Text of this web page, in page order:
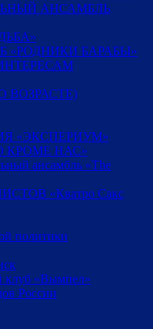
АНСАМБЛЬ
«РОДНИКИ БАРАБЫ»
ВОЗРАСТЕ)
«ЭКСПЕРИУМ»
КРОМЕ НАС»
ансамбль «The
«Кватро Сакс
политики
клуб «Вымпел»
России